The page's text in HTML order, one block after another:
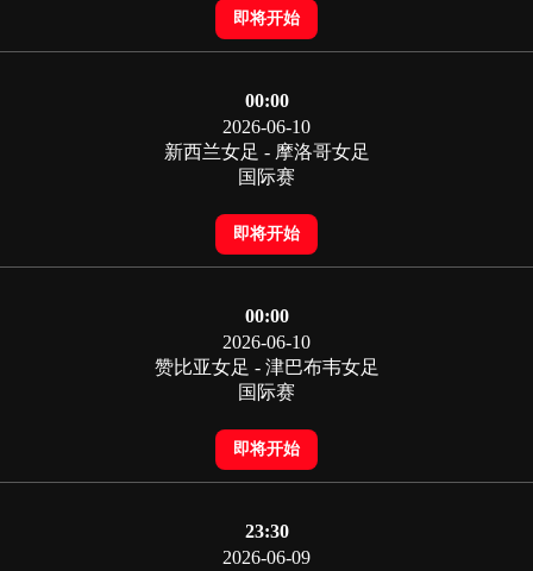
即将开始
00:00
2026-06-10
新西兰女足 - 摩洛哥女足
国际赛
即将开始
00:00
2026-06-10
赞比亚女足 - 津巴布韦女足
国际赛
即将开始
23:30
2026-06-09